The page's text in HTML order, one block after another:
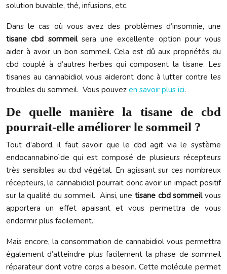
solution buvable, thé, infusions, etc.
Dans le cas où vous avez des problèmes d’insomnie, une
tisane cbd sommeil sera une excellente option pour vous
aider à avoir un bon sommeil. Cela est dû aux propriétés du
cbd couplé à d’autres herbes qui composent la tisane. Les
tisanes au cannabidiol vous aideront donc à lutter contre les
troubles du sommeil. Vous pouvez en savoir plus ici.
De quelle manière la tisane de cbd
pourrait-elle améliorer le sommeil ?
Tout d’abord, il faut savoir que le cbd agit via le système
endocannabinoïde qui est composé de plusieurs récepteurs
très sensibles au cbd végétal. En agissant sur ces nombreux
récepteurs, le cannabidiol pourrait donc avoir un impact positif
sur la qualité du sommeil. Ainsi, unetisane cbd sommeilvous
apportera un effet apaisant et vous permettra de vous
endormir plus facilement.
Mais encore, la consommation de cannabidiol vous permettra
également d’atteindre plus facilement la phase de sommeil
réparateur dont votre corps a besoin. Cette molécule permet